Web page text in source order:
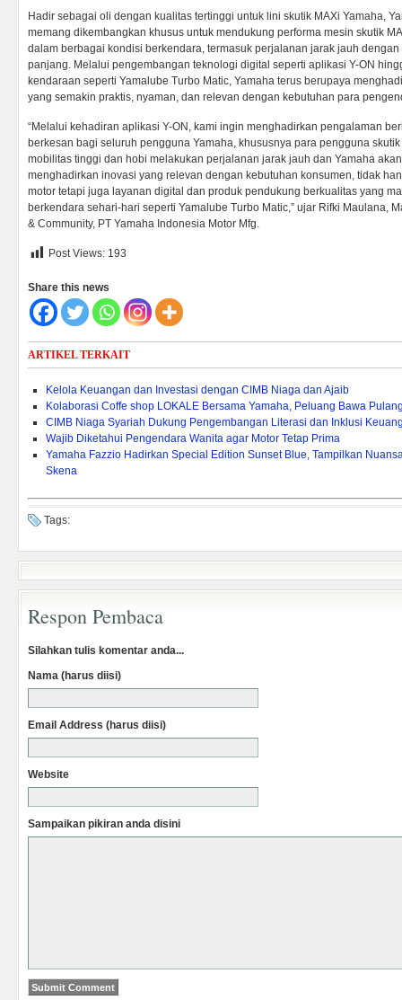
Hadir sebagai oli dengan kualitas tertinggi untuk lini skutik MAXi Yamaha,
memang dikembangkan khusus untuk mendukung performa mesin skutik
dalam berbagai kondisi berkendara, termasuk perjalanan jarak jauh
panjang. Melalui pengembangan teknologi digital seperti aplikasi Y-ON
kendaraan seperti Yamalube Turbo Matic, Yamaha terus berupaya
yang semakin praktis, nyaman, dan relevan dengan kebutuhan para
“Melalui kehadiran aplikasi Y-ON, kami ingin menghadirkan pengalaman
berkesan bagi seluruh pengguna Yamaha, khususnya para pengguna
mobilitas tinggi dan hobi melakukan perjalanan jarak jauh dan Yamaha
menghadirkan inovasi yang relevan dengan kebutuhan konsumen, tidak
motor tetapi juga layanan digital dan produk pendukung berkualitas yang
berkendara sehari-hari seperti Yamalube Turbo Matic,” ujar Rifki Maulana,
& Community, PT Yamaha Indonesia Motor Mfg.
Post Views: 193
Share this news
ARTIKEL TERKAIT
Kelola Keuangan dan Investasi dengan CIMB Niaga dan Ajaib
Kolaborasi Coffe shop LOKALE Bersama Yamaha, Peluang Bawa
CIMB Niaga Syariah Dukung Pengembangan Literasi dan Inklusi
Wajib Diketahui Pengendara Wanita agar Motor Tetap Prima
Yamaha Fazzio Hadirkan Special Edition Sunset Blue, Tampilkan
Skena
Tags:
Respon Pembaca
Silahkan tulis komentar anda...
Nama (harus diisi)
Email Address (harus diisi)
Website
Sampaikan pikiran anda disini